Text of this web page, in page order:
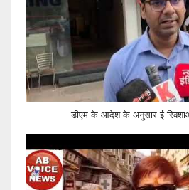
डीएम के आदेश के अनुसार ई रिक्शाओ